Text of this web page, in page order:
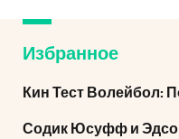
Избранное
Кин Тест Волейбол:
Содик Юсуфф и